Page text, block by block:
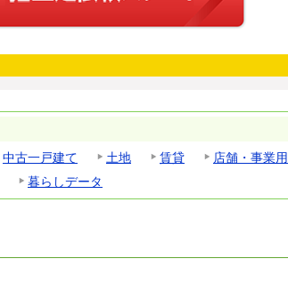
中古一戸建て 土地 賃貸 店舗・事業用
暮らしデータ